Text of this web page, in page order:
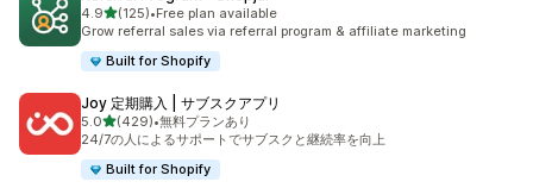
4.95つ星中
(125)
合計レビュー数：125件
•Free plan available
Grow referral sales via referral program & affiliate marketing
Built for Shopify
Joy 定期購入 | サブスクアプリ
5.05つ星中
(429)
合計レビュー数：429件
•無料プランあり
24/7の人によるサポートでサブスクと継続率を向上
Built for Shopify